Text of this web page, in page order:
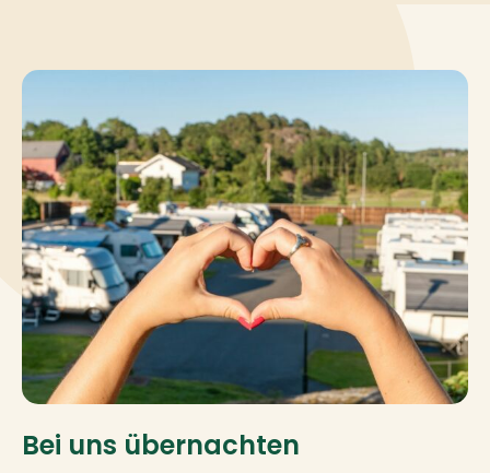
Bei uns übernachten